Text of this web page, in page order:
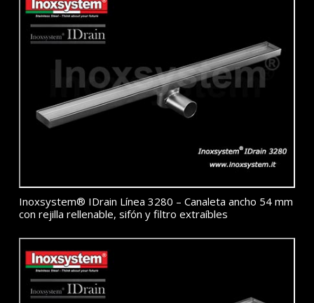
Inoxsystem® IDrain Línea 3280 – Canaleta ancho 54 mm
con rejilla rellenable, sifón y filtro extraíbles